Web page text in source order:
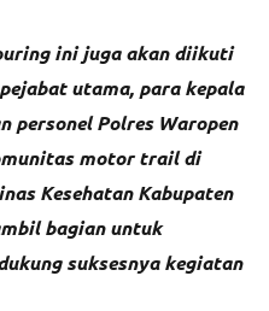
ini juga akan diikuti
utama, para kepala
personel Polres Waropen
motor trail di
Kesehatan Kabupaten
bagian untuk
suksesnya kegiatan